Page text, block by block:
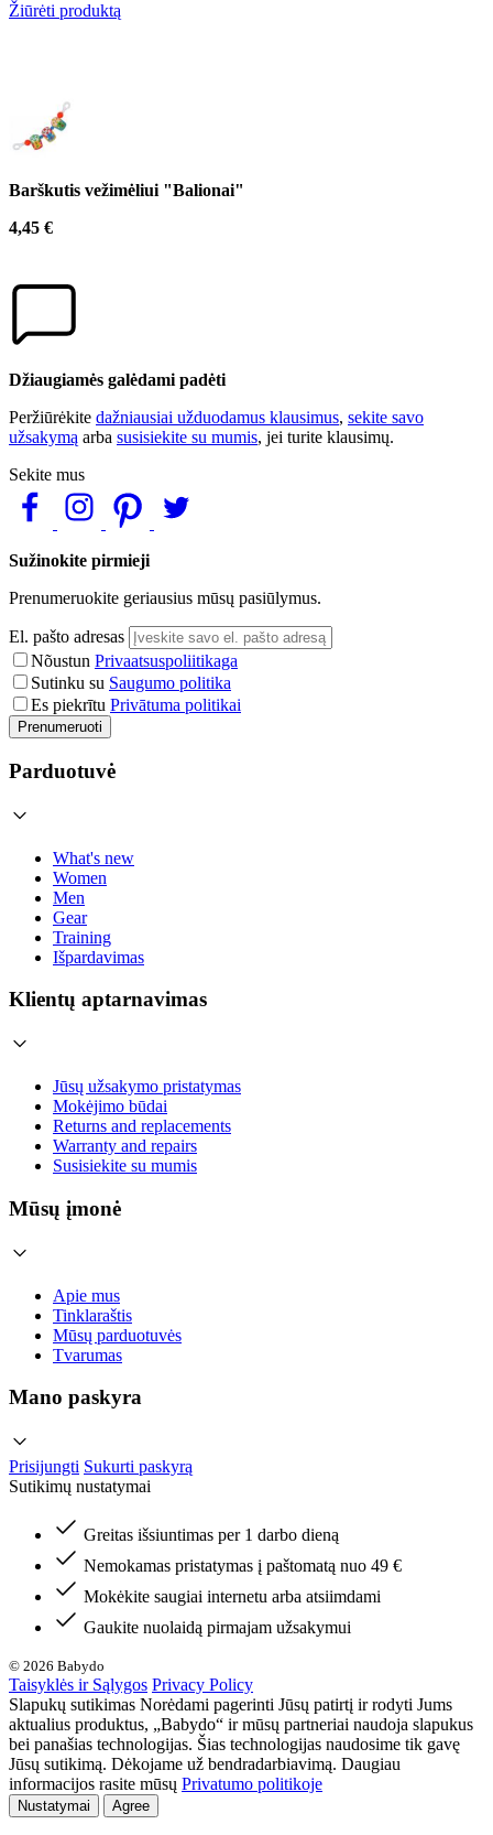
Žiūrėti produktą
Barškutis vežimėliui "Balionai"
4,45 €
Džiaugiamės galėdami padėti
Peržiūrėkite dažniausiai užduodamus klausimus, sekite savo
užsakymą arba susisiekite su mumis, jei turite klausimų.
Sekite mus
Sužinokite pirmieji
Prenumeruokite geriausius mūsų pasiūlymus.
El. pašto adresas
Nõustun Privaatsuspoliitikaga
Sutinku su Saugumo politika
Es piekrītu Privātuma politikai
Prenumeruoti
Parduotuvė
What's new
Women
Men
Gear
Training
Išpardavimas
Klientų aptarnavimas
Jūsų užsakymo pristatymas
Mokėjimo būdai
Returns and replacements
Warranty and repairs
Susisiekite su mumis
Mūsų įmonė
Apie mus
Tinklaraštis
Mūsų parduotuvės
Tvarumas
Mano paskyra
Prisijungti Sukurti paskyrą
Sutikimų nustatymai
Greitas išsiuntimas per 1 darbo dieną
Nemokamas pristatymas į paštomatą nuo 49 €
Mokėkite saugiai internetu arba atsiimdami
Gaukite nuolaidą pirmajam užsakymui
© 2026 Babydo
Taisyklės ir Sąlygos Privacy Policy
Slapukų sutikimas Norėdami pagerinti Jūsų patirtį ir rodyti Jums
aktualius produktus, „Babydo“ ir mūsų partneriai naudoja slapukus
bei panašias technologijas. Šias technologijas naudosime tik gavę
Jūsų sutikimą. Dėkojame už bendradarbiavimą. Daugiau
informacijos rasite mūsų Privatumo politikoje
Nustatymai Agree